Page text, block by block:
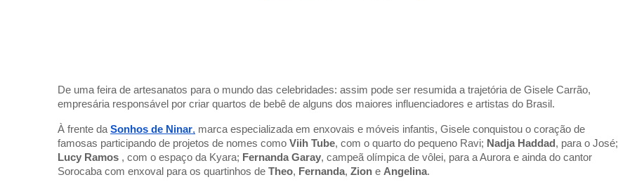
De uma feira de artesanatos para o mundo das celebridades: assim pode ser resumida a trajetória de Gisele Carrão,
empresária responsável por criar quartos de bebê de alguns dos maiores influenciadores e artistas do Brasil.
À frente da Sonhos de Ninar, marca especializada em enxovais e móveis infantis, Gisele conquistou o coração de
famosas participando de projetos de nomes como Viih Tube, com o quarto do pequeno Ravi; Nadja Haddad , para o José;
Lucy Ramos , com o espaço da Kyara; Fernanda Garay, campeã olímpica de vôlei, para a Aurora e ainda do cantor
Sorocaba com enxoval para os quartinhos de Theo, Fernanda, Zion e Angelina.